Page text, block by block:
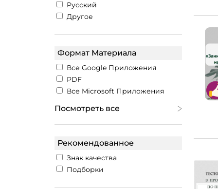
Русский
Другое
Формат Материала
Все Google Приложения
PDF
Все Microsoft Приложения
Посмотреть все
Рекомендованное
Знак качества
Подборки